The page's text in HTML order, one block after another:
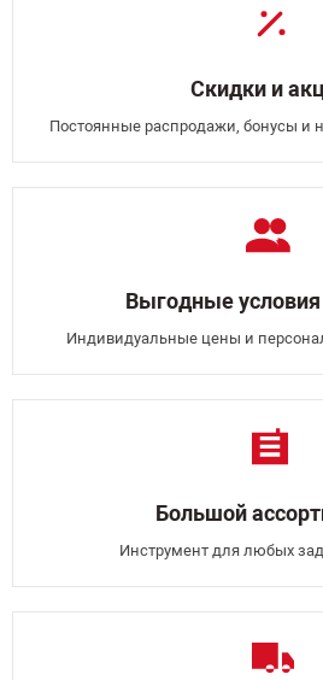
Скидки и
Постоянные распродажи, бонусы и
Выгодные условия
Индивидуальные цены и
Большой
Инструмент для любых